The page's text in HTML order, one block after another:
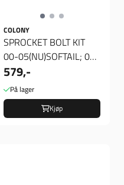
COLONY
SPROCKET BOLT KIT
00-05(NU)SOFTAIL; 00-
05(NU)DYNA
579,-
På lager
Kjøp